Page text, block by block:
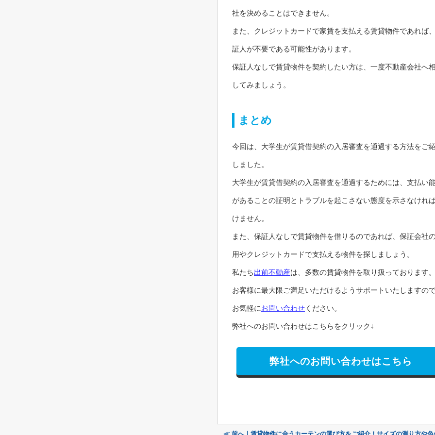
社を決めることはできません。
また、クレジットカードで家賃を支払える賃貸物件であれば
証人が不要である可能性があります。
保証人なしで賃貸物件を契約したい方は、一度不動産会社へ
してみましょう。
まとめ
今回は、大学生が賃貸借契約の入居審査を通過する方法をご
しました。
大学生が賃貸借契約の入居審査を通過するためには、支払い
があることの証明とトラブルを起こさない態度を示さなけれ
けません。
また、保証人なしで賃貸物件を借りるのであれば、保証会社
用やクレジットカードで支払える物件を探しましょう。
私たち出前不動産は、多数の賃貸物件を取り扱っております。
お客様に最大限ご満足いただけるようサポートいたしますので
お気軽にお問い合わせ ください。
弊社へのお問い合わせはこちらをクリック↓
弊社へのお問い合わせはこちら